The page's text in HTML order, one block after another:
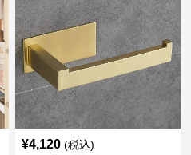
¥4,120 (税込)